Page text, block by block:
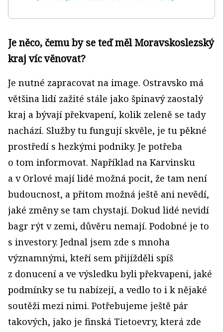
Je něco, čemu by se teď měl Moravskoslezský
kraj víc věnovat?
Je nutné zapracovat na image. Ostravsko má
většina lidí zažité stále jako špinavý zaostalý
kraj a bývají překvapení, kolik zeleně se tady
nachází. Služby tu fungují skvěle, je tu pěkné
prostředí s hezkými podniky. Je potřeba
o tom informovat. Například na Karvinsku
a v Orlové mají lidé možná pocit, že tam není
budoucnost, a přitom možná ještě ani nevědí,
jaké změny se tam chystají. Dokud lidé nevidí
bagr rýt v zemi, důvěru nemají. Podobné je to
s investory. Jednal jsem zde s mnoha
významnými, kteří sem přijížděli spíš
z donucení a ve výsledku byli překvapeni, jaké
podmínky se tu nabízejí, a vedlo to i k nějaké
soutěži mezi nimi. Potřebujeme ještě pár
takových, jako je finská Tietoevry, která zde